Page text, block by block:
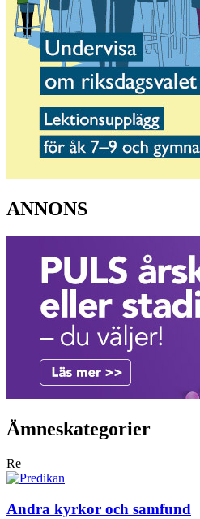
ANNONS
Ämneskategorier
Re
Andra kyrkor och samfund